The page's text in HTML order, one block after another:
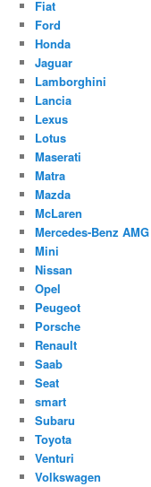
Fiat
Ford
Honda
Jaguar
Lamborghini
Lancia
Lexus
Lotus
Maserati
Matra
Mazda
McLaren
Mercedes-Benz AMG
Mini
Nissan
Opel
Peugeot
Porsche
Renault
Saab
Seat
smart
Subaru
Toyota
Venturi
Volkswagen